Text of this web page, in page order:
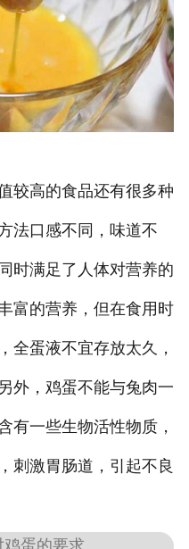
高的食品还有很多种
法口感不同，味道不
时满足了人体对营养的
富的营养，但在食用时
全蛋液不宜存放太久，
外，鸡蛋不能与兔肉一
有一些生物活性物质，
刺激胃肠道，引起不良